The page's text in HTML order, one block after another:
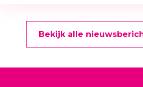
Bekijk alle